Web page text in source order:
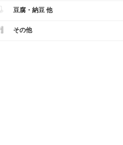
豆腐・納豆 他
その他